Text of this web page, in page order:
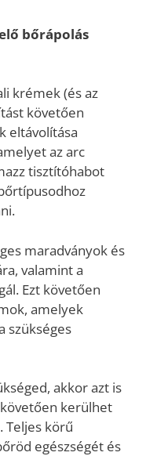
bőrápolás
krémek (és az
követően
eltávolítása
az arc
tisztítóhabot
maradványok és
valamint a
Ezt követően
amelyek
szükséges
akkor azt is
kerülhet
Teljes körű
egészségét és